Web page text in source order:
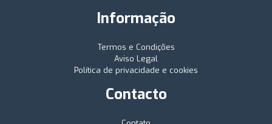
Informação
Termos e Condições
Aviso Legal
Política de privacidade e cookies
Contacto